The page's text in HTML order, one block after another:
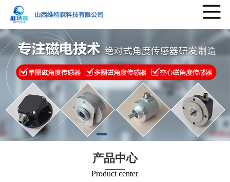
产品中心
Product center